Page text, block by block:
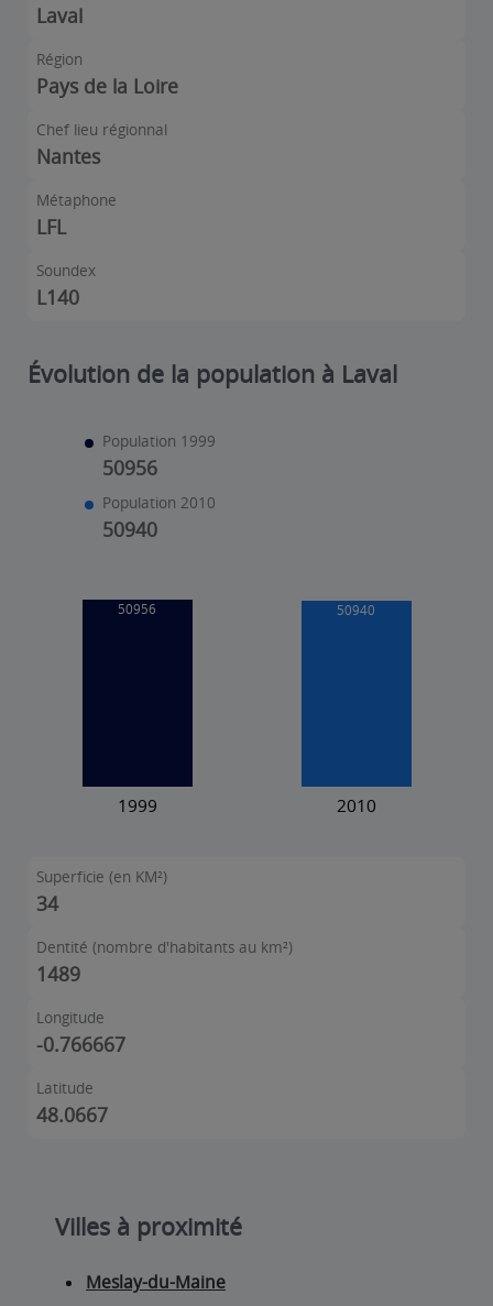
Laval
Région
Pays de la Loire
Chef lieu régionnal
Nantes
Métaphone
LFL
Soundex
L140
Évolution de la population à Laval
Population 1999
50956
Population 2010
50940
Superficie (en KM²)
34
Dentité (nombre d'habitants au km²)
1489
Longitude
-0.766667
Latitude
48.0667
Villes à proximité
Meslay-du-Maine